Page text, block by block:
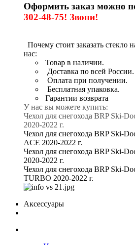
Оформить заказ можно
302-48-75! Звони!
Почему стоит заказать стекло
нас:
Товар в наличии.
Доставка по всей России.
Оплата при получении.
Бесплатная упаковка.
Гарантии возврата
У нас вы можете купить:
Чехол для снегохода BRP Ski-
2020-2022 г.
Чехол для снегохода BRP Ski-
ACE 2020-2022 г.
Чехол для снегохода BRP Ski-
2020-2022 г.
Чехол для снегохода BRP Ski-
TURBO 2020-2022 г.
Аксессуары